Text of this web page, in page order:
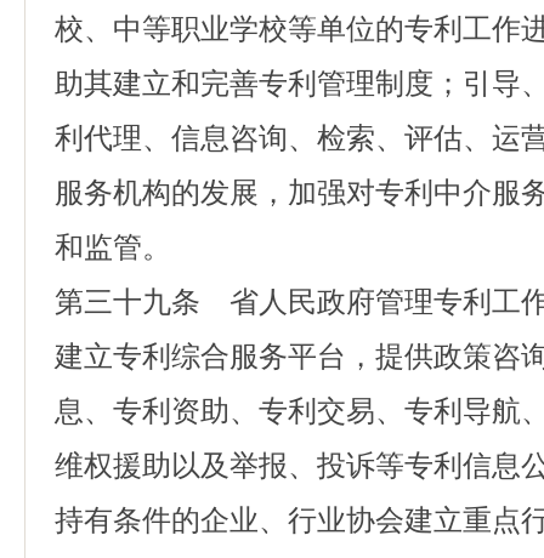
校、中等职业学校等单位的专利工作
助其建立和完善专利管理制度；引导
利代理、信息咨询、检索、评估、运
服务机构的发展，加强对专利中介服
和监管。
第三十九条 省人民政府管理专利工
建立专利综合服务平台，提供政策咨
息、专利资助、专利交易、专利导航
维权援助以及举报、投诉等专利信息
持有条件的企业、行业协会建立重点